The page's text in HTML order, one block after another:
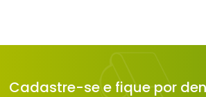
Cadastre-se e fique por